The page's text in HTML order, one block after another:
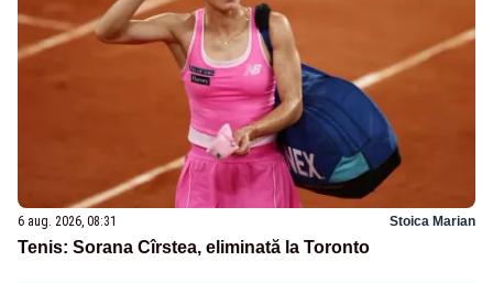
6 aug. 2026, 08:31 Stoica Marian
Tenis: Sorana Cîrstea, eliminată la Toronto